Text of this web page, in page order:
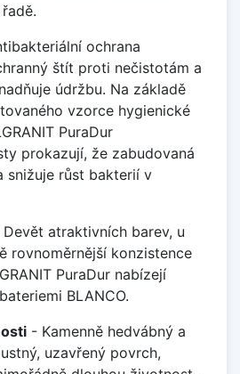
ochrana
štít proti nečistotám a
údržbu. Na základě
vzorce hygienické
PuraDur
prokazují, že zabudovaná
snižuje růst bakterií v
Devět atraktivních barev, u
rovnoměrnější konzistence
PuraDur nabízejí
BLANCO.
- Kamenně hedvábný a
uzavřený povrch,